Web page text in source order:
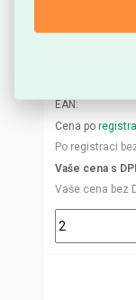
EAN
Cena po
Po registraci
Vaše cena s
Vaše cena bez